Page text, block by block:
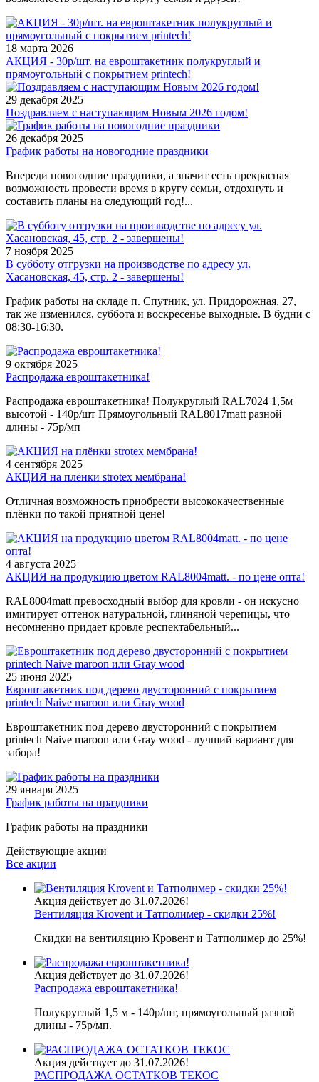
18 марта 2026
АКЦИЯ - 30р/шт. на евроштакетник полукруглый и
прямоугольный с покрытием printech!
29 декабря 2025
Поздравляем с наступающим Новым 2026 годом!
26 декабря 2025
График работы на новогодние праздники
Впереди новогодние праздники, а значит есть прекрасная
возможность провести время в кругу семьи, отдохнуть и
составить планы на следующий год!...
7 ноября 2025
В субботу отгрузки на производстве по адресу ул.
Хасановская, 45, стр. 2 - завершены!
График работы на складе п. Спутник, ул. Придорожная, 27,
так же изменился, суббота и воскресенье выходные. В будни с
08:30-16:30.
9 октября 2025
Распродажа евроштакетника!
Распродажа евроштакетника! Полукруглый RAL7024 1,5м
высотой - 140р/шт Прямоугольный RAL8017matt разной
длины - 75р/мп
4 сентября 2025
АКЦИЯ на плёнки strotex мембрана!
Отличная возможность приобрести высококачественные
плёнки по такой приятной цене!
4 августа 2025
АКЦИЯ на продукцию цветом RAL8004matt. - по цене опта!
RAL8004matt превосходный выбор для кровли - он искусно
имитирует оттенок натуральной, глиняной черепицы, что
несомненно придает кровле респектабельный...
25 июня 2025
Евроштакетник под дерево двусторонний с покрытием
printech Naive maroon или Gray wood
Евроштакетник под дерево двусторонний с покрытием
printech Naive maroon или Gray wood - лучший вариант для
забора!
29 января 2025
График работы на праздники
График работы на праздники
Действующие акции
Все акции
Акция действует до 31.07.2026!
Вентиляция Krovent и Татполимер - скидки 25%!
Скидки на вентиляцию Кровент и Татполимер до 25%!
Акция действует до 31.07.2026!
Распродажа евроштакетника!
Полукруглый 1,5 м - 140р/шт, прямоугольный разной
длины - 75р/мп.
Акция действует до 31.07.2026!
РАСПРОДАЖА ОСТАТКОВ ТЕКОС